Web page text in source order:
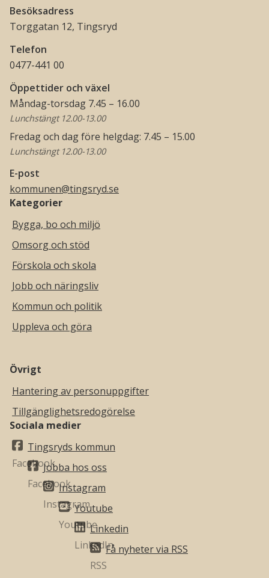
Besöksadress
Torggatan 12, Tingsryd
Telefon
0477-441 00
Öppettider och växel
Måndag-torsdag 7.45 – 16.00
Lunchstängt 12.00-13.00
Fredag och dag före helgdag: 7.45 – 15.00
Lunchstängt 12.00-13.00
E-post
kommunen@tingsryd.se
Kategorier
Bygga, bo och miljö
Omsorg och stöd
Förskola och skola
Jobb och näringsliv
Kommun och politik
Uppleva och göra
Övrigt
Hantering av personuppgifter
Tillgänglighetsredogörelse
Sociala medier
Tingsryds kommun
Jobba hos oss
Instagram
Youtube
Linkedin
Få nyheter via RSS